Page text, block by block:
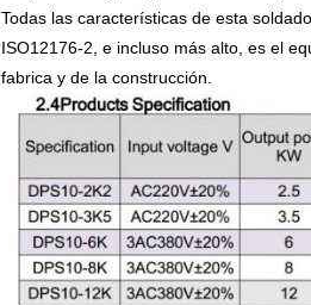
Todas las características de esta
ISO12176-2, e incluso más alto, es el
fabrica y de la construcción.